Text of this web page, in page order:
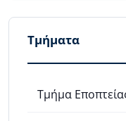
Τμήματα
Τμήμα